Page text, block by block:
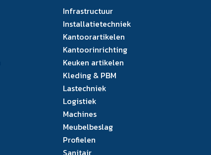
Infrastructuur
Installatietechniek
Kantoorartikelen
Kantoorinrichting
Keuken artikelen
Kleding & PBM
Lastechniek
Logistiek
Machines
Meubelbeslag
Profielen
Sanitair